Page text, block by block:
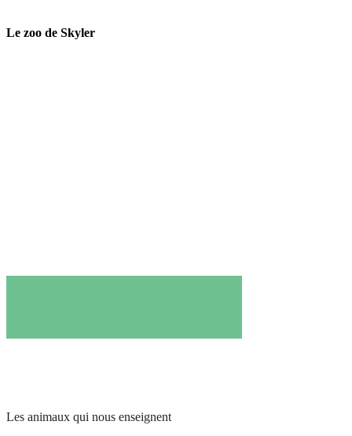
Le zoo de Skyler
Les animaux qui nous enseignent